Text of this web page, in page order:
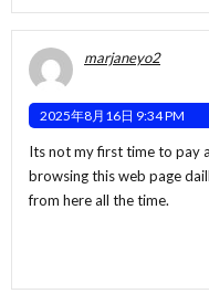
marjaneyo2
2025年8月16日 9:34 PM
Its not my first time to pay
browsing this web page
from here all the time.